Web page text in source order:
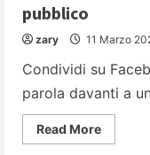
pubblico
zary 11 Marzo
Condividi su
parola davanti a
Read MoreRead
more